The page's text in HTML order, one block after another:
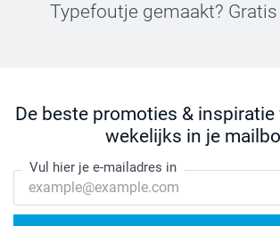
Typefoutje gemaakt?
De beste promoties &
wekelijks in je
Vul hier je e-mailadres in